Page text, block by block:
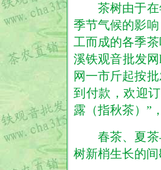
茶树由于在
季节气候的影
工而成的各季
溪铁观音批发
网一市斤起按
到付款，欢迎
露（指秋茶）”
春茶、夏茶
树新梢生长的间